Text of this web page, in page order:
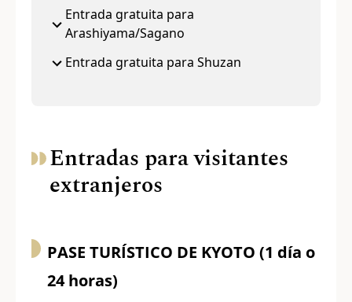
Entrada gratuita para
Arashiyama/Sagano
Entrada gratuita para Shuzan
Entradas para visitantes
extranjeros
PASE TURÍSTICO DE KYOTO (1 día o
24 horas)